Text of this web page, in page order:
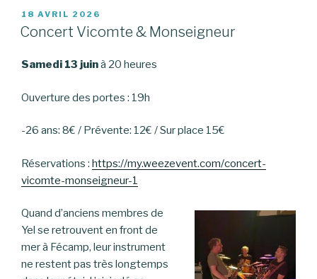
PUBLIÉ
LE
18 AVRIL 2026
Concert Vicomte & Monseigneur
Samedi 13 juinà 20 heures
Ouverture des portes : 19h
-26 ans: 8€ / Prévente: 12€ / Sur place 15€
Réservations : https://my.weezevent.com/concert-
vicomte-monseigneur-1
Quand d’anciens membres de
Yel se retrouvent en front de
mer à Fécamp, leur instrument
ne restent pas très longtemps